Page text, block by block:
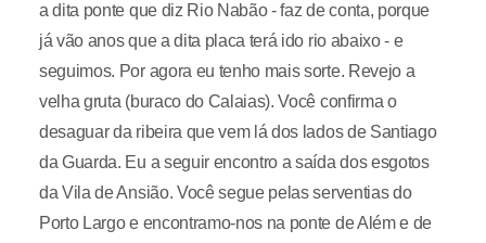
a dita ponte que diz Rio Nabão - faz de conta, porque
já vão anos que a dita placa terá ido rio abaixo - e
seguimos. Por agora eu tenho mais sorte. Revejo a
velha gruta (buraco do Calaias). Você confirma o
desaguar da ribeira que vem lá dos lados de Santiago
da Guarda. Eu a seguir encontro a saída dos esgotos
da Vila de Ansião. Você segue pelas serventias do
Porto Largo e encontramo-nos na ponte de Além e de